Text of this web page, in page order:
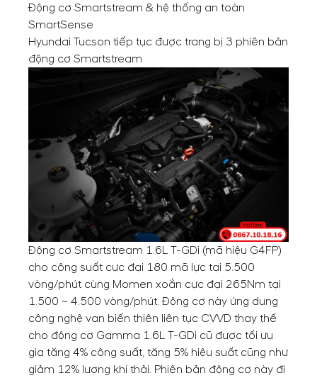
Động cơ Smartstream & hệ thống an toàn
SmartSense
Hyundai Tucson tiếp tục được trang bị 3 phiên bản
động cơ Smartstream
Động cơ Smartstream 1.6L T-GDi (mã hiệu G4FP)
cho công suất cực đại 180 mã lực tại 5.500
vòng/phút cùng Momen xoắn cực đại 265Nm tại
1.500 ~ 4.500 vòng/phút. Động cơ này ứng dụng
công nghệ van biến thiên liên tục CVVD thay thế
cho động cơ Gamma 1.6L T-GDi cũ được tối ưu
gia tăng 4% công suất, tăng 5% hiệu suất cũng như
giảm 12% lượng khí thải. Phiên bản động cơ này đi